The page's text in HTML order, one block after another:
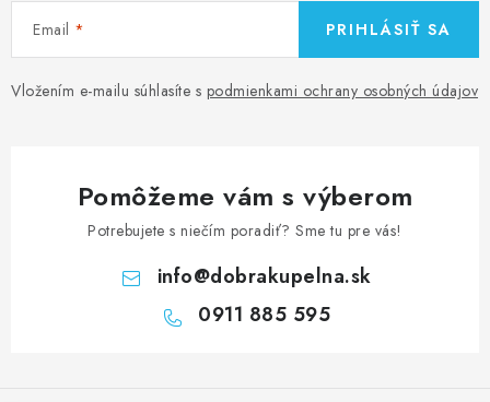
Email
Vložením e-mailu súhlasíte s podmienkami ochrany osobných údajov
PRIHLÁSIŤ SA
Pomôžeme vám s výberom
Potrebujete s niečím poradiť? Sme tu pre vás!
info@dobrakupelna.sk
0911 885 595